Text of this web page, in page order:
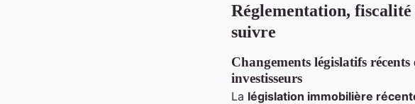
Réglementation,
suivre
Changements législatifs
investisseurs
La législation immobilière